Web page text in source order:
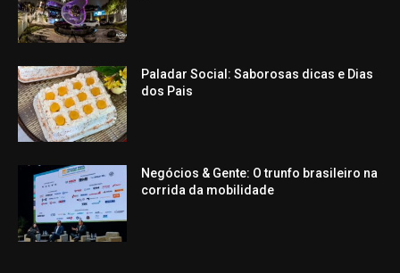
Paladar Social: Saborosas dicas e Dias
dos Pais
Negócios & Gente: O trunfo brasileiro na
corrida da mobilidade